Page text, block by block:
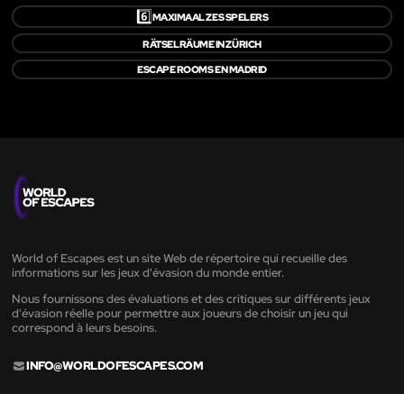
6️⃣MAXIMAAL ZES SPELERS
RÄTSELRÄUME IN ZÜRICH
ESCAPE ROOMS EN MADRID
World of Escapes est un site Web de répertoire qui recueille des
informations sur les jeux d'évasion du monde entier.
Nous fournissons des évaluations et des critiques sur différents jeux
d'évasion réelle pour permettre aux joueurs de choisir un jeu qui
correspond à leurs besoins.
INFO@WORLDOFESCAPES.COM